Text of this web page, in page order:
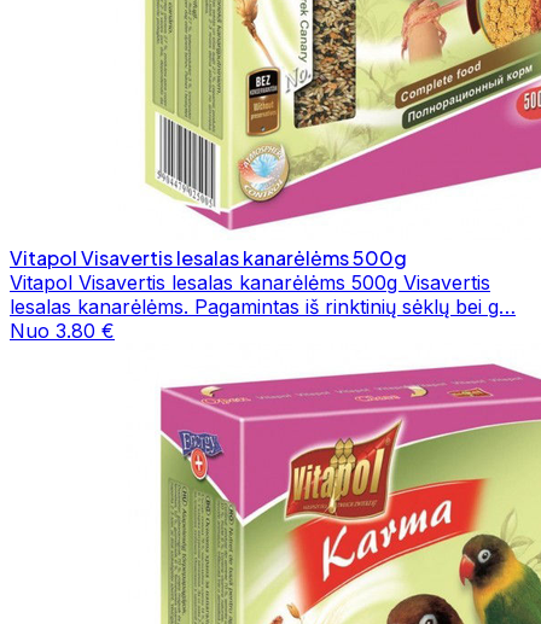
Vitapol Visavertis lesalas kanarėlėms 500g
Vitapol Visavertis lesalas kanarėlėms 500g Visavertis
lesalas kanarėlėms. Pagamintas iš rinktinių sėklų bei g…
Nuo 3.80 €